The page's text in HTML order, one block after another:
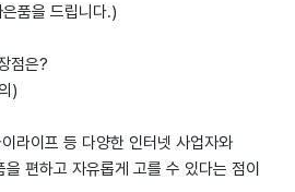
품을 드립니다.)
점은?
)
라이프 등 다양한 인터넷 사업자와
편하고 자유롭게 고를 수 있다는 점이